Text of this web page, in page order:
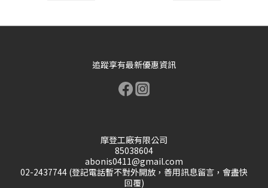
追蹤享有最新優惠資訊
摩登工廠有限公司
85038604
abonis0411@gmail.com
02-2437744 (登記電話暫不對外開放，善用訊息留言，會盡快
回覆)